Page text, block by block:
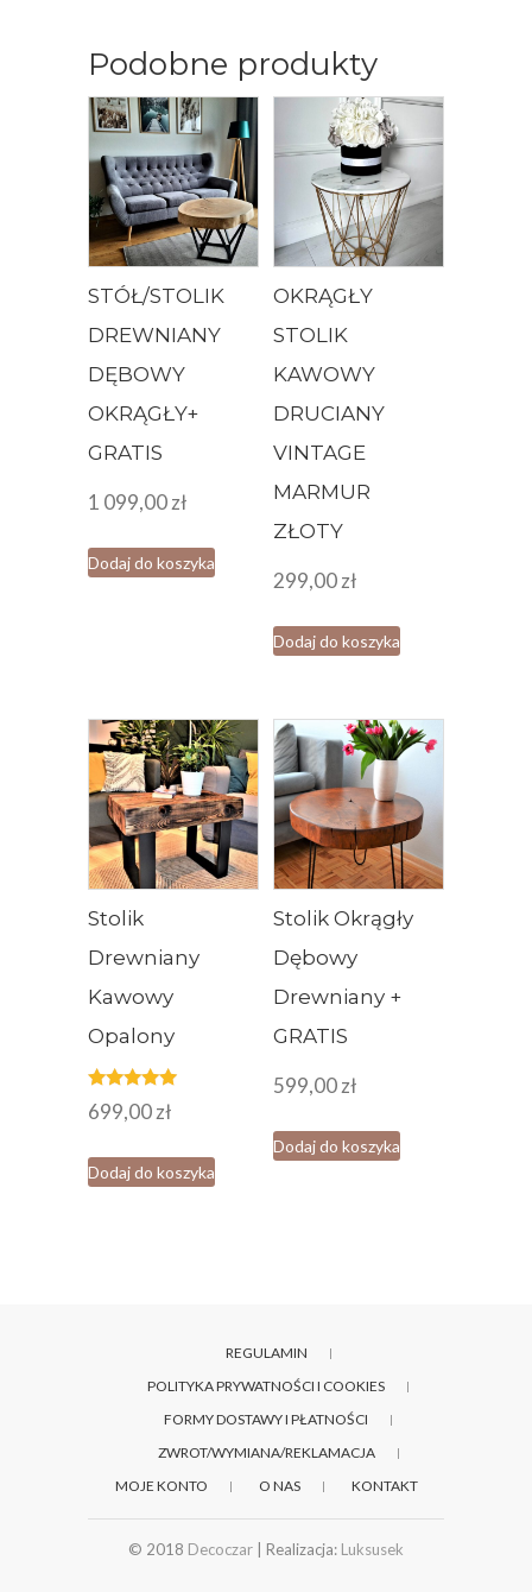
Podobne produkty
STÓŁ/STOLIK
DREWNIANY
DĘBOWY
OKRĄGŁY+
GRATIS
1 099,00zł
Dodaj do koszyka
OKRĄGŁY
STOLIK
KAWOWY
DRUCIANY
VINTAGE
MARMUR
ZŁOTY
299,00zł
Dodaj do koszyka
Stolik
Drewniany
Kawowy
Opalony
Oceniono
5.00
699,00zł
Dodaj do koszyka
Stolik Okrągły
Dębowy
Drewniany +
GRATIS
599,00zł
Dodaj do koszyka
REGULAMIN
POLITYKA PRYWATNOŚCI I COOKIES
FORMY DOSTAWY I PŁATNOŚCI
ZWROT/WYMIANA/REKLAMACJA
MOJE KONTO
O NAS KONTAKT
© 2018 Decoczar | Realizacja: Luksusek